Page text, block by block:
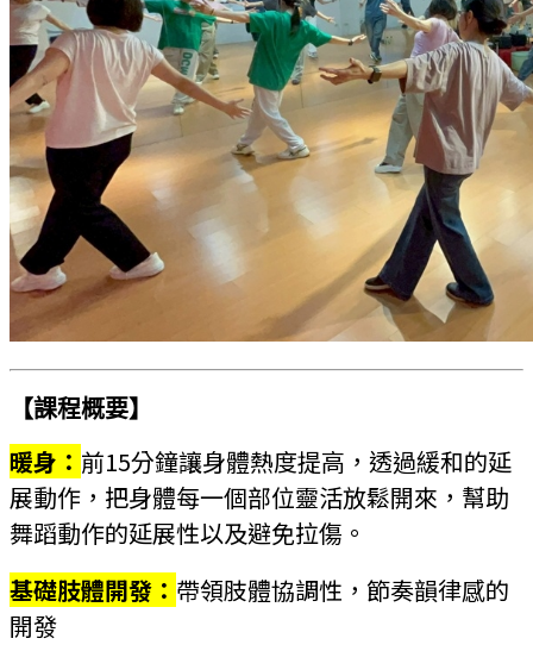
【課程概要】
暖身 ： 前15分鐘讓身體熱度提高，透過緩和的延
展動作，把身體每一個部位靈活放鬆開來，幫助
舞蹈動作的延展性以及避免拉傷。
基礎肢體開發： 帶領肢體協調性，節奏韻律感的
開發